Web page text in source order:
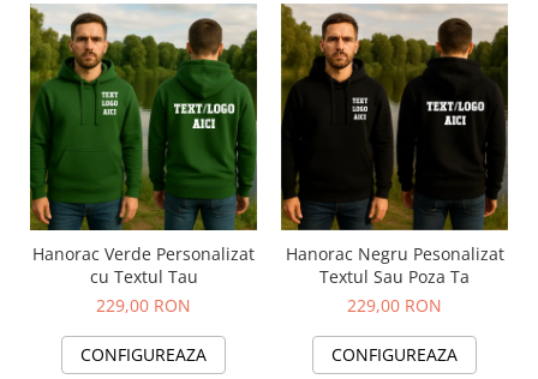
Hanorac Verde Personalizat
cu Textul Tau
229,00 RON
CONFIGUREAZA
Hanorac Negru Pesonalizat
Textul Sau Poza Ta
229,00 RON
CONFIGUREAZA